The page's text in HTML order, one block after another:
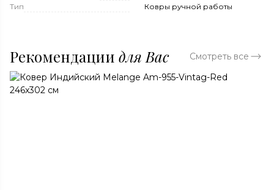
Тип
Ковры ручной работы
Рекомендации для Вас Смотреть все